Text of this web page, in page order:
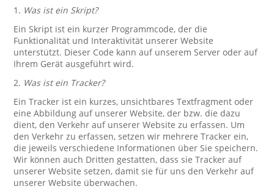
1. Was ist ein Skript?
Ein Skript ist ein kurzer Programmcode, der die
Funktionalität und Interaktivität unserer Website
unterstützt. Dieser Code kann auf unserem Server oder auf
Ihrem Gerät ausgeführt wird.
2. Was ist ein Tracker?
Ein Tracker ist ein kurzes, unsichtbares Textfragment oder
eine Abbildung auf unserer Website, der bzw. die dazu
dient, den Verkehr auf unserer Website zu erfassen. Um
den Verkehr zu erfassen, setzen wir mehrere Tracker ein,
die jeweils verschiedene Informationen über Sie speichern.
Wir können auch Dritten gestatten, dass sie Tracker auf
unserer Website setzen, damit sie für uns den Verkehr auf
unserer Website überwachen.